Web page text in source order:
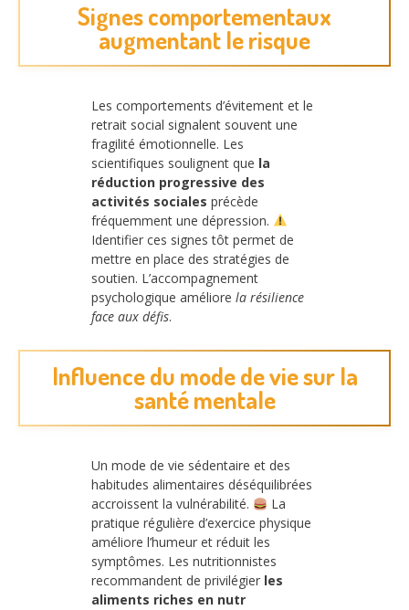
Signes comportementaux
augmentant le risque
Les comportements d’évitement et le
retrait social signalent souvent une
fragilité émotionnelle. Les
scientifiques soulignent que la
réduction progressive des
activités sociales précède
fréquemment une dépression.
Identifier ces signes tôt permet de
mettre en place des stratégies de
soutien. L’accompagnement
psychologique améliore la résilience
face aux défis.
Influence du mode de vie sur la
santé mentale
Un mode de vie sédentaire et des
habitudes alimentaires déséquilibrées
accroissent la vulnérabilité.
La
pratique régulière d’exercice physique
améliore l’humeur et réduit les
symptômes. Les nutritionnistes
recommandent de privilégier les
aliments riches en nutr